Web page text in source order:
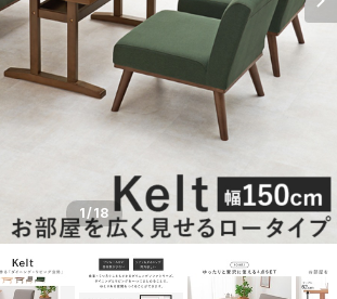
1/18